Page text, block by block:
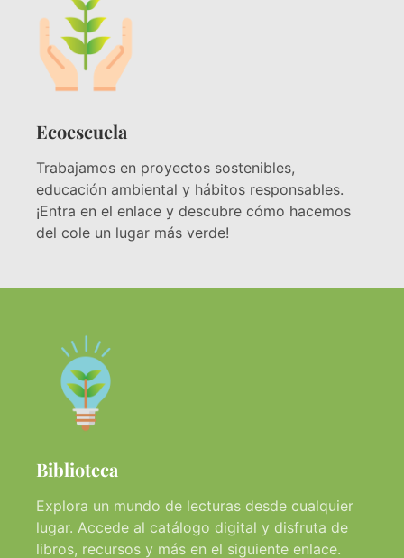
Ecoescuela
Trabajamos en proyectos sostenibles,
educación ambiental y hábitos responsables.
¡Entra en el enlace y descubre cómo hacemos
del cole un lugar más verde!
Biblioteca
Explora un mundo de lecturas desde cualquier
lugar. Accede al catálogo digital y disfruta de
libros, recursos y más en el siguiente enlace.